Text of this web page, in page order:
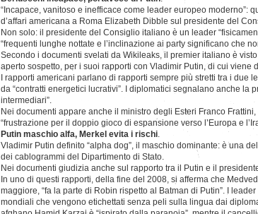
“Incapace, vanitoso e inefficace come leader europeo moderno”:
d’affari americana a Roma Elizabeth Dibble sul presidente del
Non solo: il presidente del Consiglio italiano è un leader
“frequenti lunghe nottate e l’inclinazione ai party significano che
Secondo i documenti svelati da Wikileaks, il premier italiano è
aperto sospetto, per i suoi rapporti con Vladimir Putin, di cui viene
I rapporti americani parlano di rapporti sempre più stretti tra i due
da “contratti energetici lucrativi”. I diplomatici segnalano anche la
intermediari”.
Nei documenti appare anche il ministro degli Esteri Franco
“frustrazione per il doppio gioco di espansione verso l’Europa e
Putin maschio alfa, Merkel evita i rischi.
Vladimir Putin definito “alpha dog”, il maschio dominante: è una
dei cablogrammi del Dipartimento di Stato.
Nei documenti giudizia anche sul rapporto tra il Putin e il
In uno di questi rapporti, della fine del 2008, si afferma che
maggiore, “fa la parte di Robin rispetto al Batman di Putin”. I
mondiali che vengono etichettati senza peli sulla lingua dai